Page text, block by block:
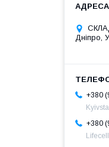
Дніпро,
+380
+380
Lifecell